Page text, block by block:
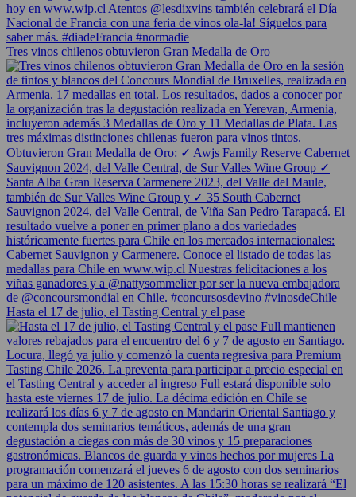
Tres vinos chilenos obtuvieron Gran Medalla de Oro
Hasta el 17 de julio, el Tasting Central y el pase